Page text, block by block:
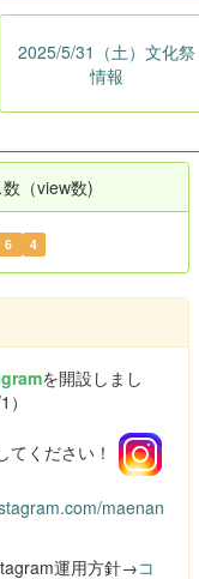
2025/5/31（土）文化祭
情報
（view数)
6 4
を開設しまし
てください！
maenan
運用方針→コ